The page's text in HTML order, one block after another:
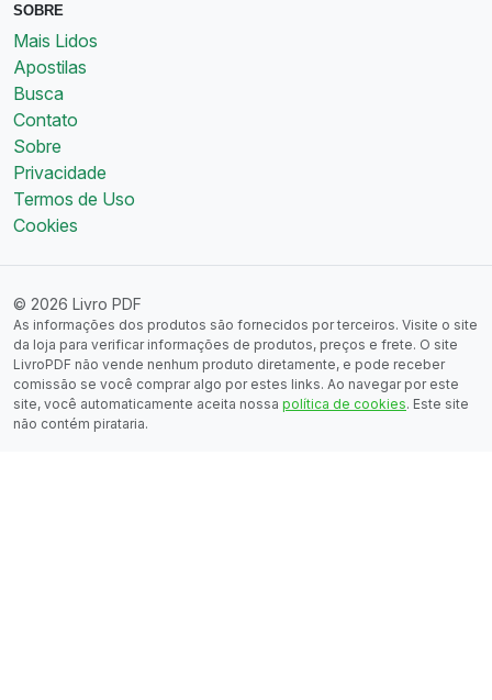
SOBRE
Mais Lidos
Apostilas
Busca
Contato
Sobre
Privacidade
Termos de Uso
Cookies
© 2026 Livro PDF
As informações dos produtos são fornecidos por terceiros. Visite o site
da loja para verificar informações de produtos, preços e frete. O site
LivroPDF não vende nenhum produto diretamente, e pode receber
comissão se você comprar algo por estes links. Ao navegar por este
site, você automaticamente aceita nossa política de cookies. Este site
não contém pirataria.